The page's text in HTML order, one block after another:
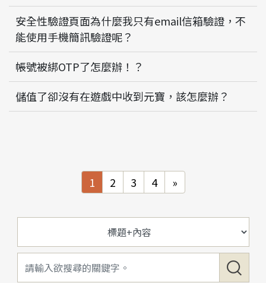
安全性驗證頁面為什麼我只有email信箱驗證，不
能使用手機簡訊驗證呢？
帳號被綁OTP了怎麼辦！？
儲值了卻沒有在遊戲中收到元寶，該怎麼辦？
1 2 3 4 »Next